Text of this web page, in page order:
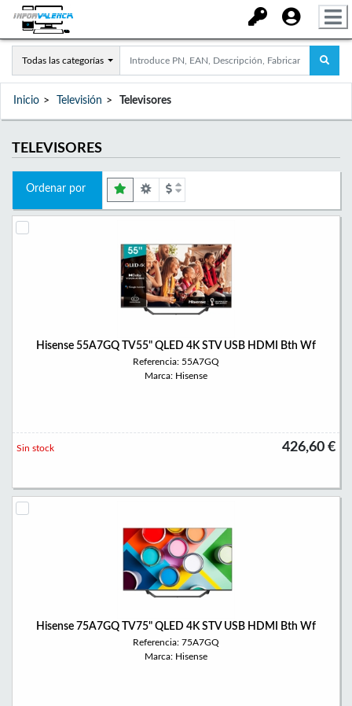
Todas las categorías
Inicio Televisión Televisores
TELEVISORES
Ordenar por
Hisense 55A7GQ TV55" QLED 4K STV USB HDMI Bth Wf
Referencia: 55A7GQ
Marca: Hisense
426,60 €
Sin stock
Hisense 75A7GQ TV75" QLED 4K STV USB HDMI Bth Wf
Referencia: 75A7GQ
Marca: Hisense